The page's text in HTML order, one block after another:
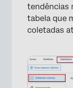
tendências
tabela que
coletadas